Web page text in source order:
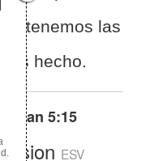
tenemos las
hecho.
1 Juan 5:15
ESV